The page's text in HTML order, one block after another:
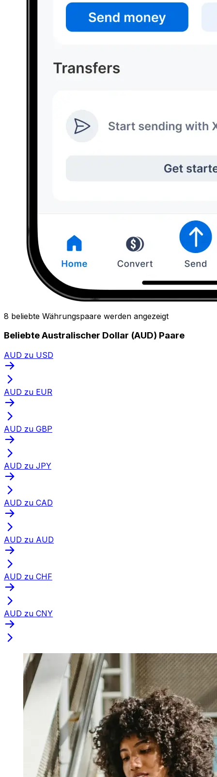
8 beliebte Währungspaare werden angezeigt
Beliebte Australischer Dollar (AUD) Paare
AUD zu USD
AUD zu EUR
AUD zu GBP
AUD zu JPY
AUD zu CAD
AUD zu AUD
AUD zu CHF
AUD zu CNY